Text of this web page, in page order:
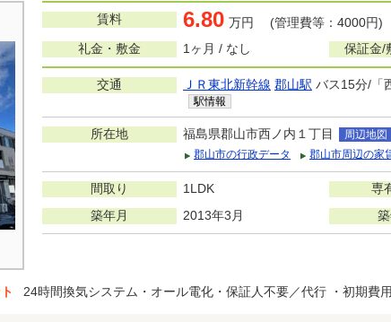
賃料 6.80 万円 (管理費等：4000円)
礼金・敷金
1ヶ月 / なし 保証金/
交通 ＪＲ東北新幹線 郡山駅 バス15分/「
駅情報
所在地 福島県郡山市西ノ内１丁目
周辺地図
郡山市の行政データ
郡山市周辺の家
間取り 1LDK 専
築年月 2013年3月
24時間換気システム・オール電化・保証人不要／代行 ・初期費